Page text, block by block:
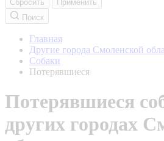
Сбросить
Применить
Поиск
Главная
Другие города Смоленской
Собаки
Потерявшиеся
Потерявшиеся
других городах